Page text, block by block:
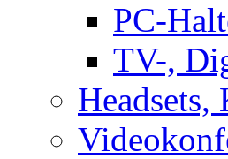
PC-
TV-,